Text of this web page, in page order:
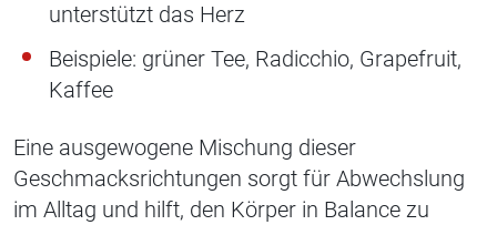
unterstützt das Herz
Beispiele: grüner Tee, Radicchio, Grapefruit,
Kaffee
Eine ausgewogene Mischung dieser
Geschmacksrichtungen sorgt für Abwechslung
im Alltag und hilft, den Körper in Balance zu